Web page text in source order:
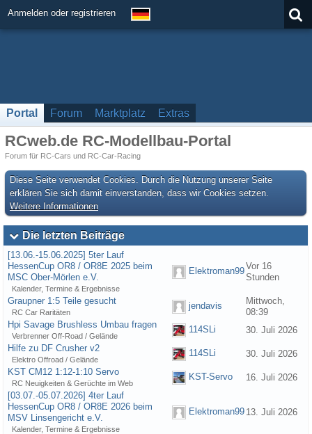
Anmelden oder registrieren
Portal Forum Marktplatz Extras
RCweb.de RC-Modellbau-Portal
Forum für RC-Cars und RC-Car-Racing
Diese Seite verwendet Cookies. Durch die Nutzung unserer Seite
erklären Sie sich damit einverstanden, dass wir Cookies setzen.
Weitere Informationen
Die letzten Beiträge
[13.06.-15.06.2025] 5ter Lauf
HessenCup OR8 / OR8E 2025 beim
MSC Ober-Mörlen e.V.
Kalender, Termine & Ergebnisse
Elektroman99Vor 16
Stunden
Graupner 1:5 Teile gesucht
RC Car Raritäten
jendavis
Mittwoch,
08:39
Hpi Savage Brushless Umbau fragen
Verbrenner Off-Road / Gelände
114SLi
30. Juli 2026
Hilfe zu DF Crusher v2
Elektro Offroad / Gelände
114SLi
30. Juli 2026
KST CM12 1:12-1:10 Servo
RC Neuigkeiten & Gerüchte im Web
KST-Servo
16. Juli 2026
[03.07.-05.07.2026] 4ter Lauf
HessenCup OR8 / OR8E 2026 beim
MSV Linsengericht e.V.
Kalender, Termine & Ergebnisse
Elektroman99 13. Juli 2026